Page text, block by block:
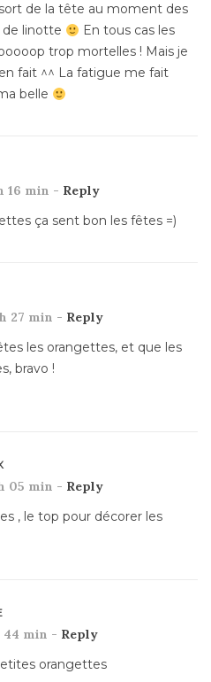
de la tête au moment des
linotte
En tous cas les
trop mortelles ! Mais je
fait ^^ La fatigue me fait
belle
16 min - Reply
ça sent bon les fêtes =)
27 min - Reply
les orangettes, et que les
bravo !
05 min - Reply
, le top pour décorer les
44 min - Reply
orangettes